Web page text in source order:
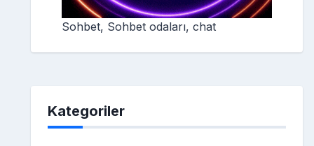
Sohbet, Sohbet odaları, chat
Kategoriler